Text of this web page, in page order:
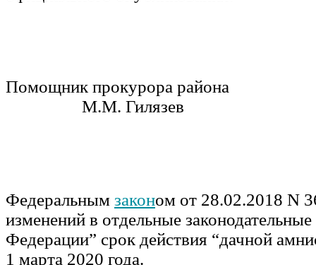
Помощник прокурора
М.М. Гилязев
Федеральным законом от 28.02.2018 N
изменений в отдельные
Федерации” срок действия “дачной
1 марта 2020 года.